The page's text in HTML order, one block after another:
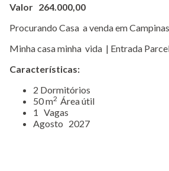
Valor 264.000,00
Procurando Casa a venda em
Minha casa minha vida | Entrada
Características:
​2 Dormitórios
50 m2 Área útil
1 Vagas
Agosto 2027